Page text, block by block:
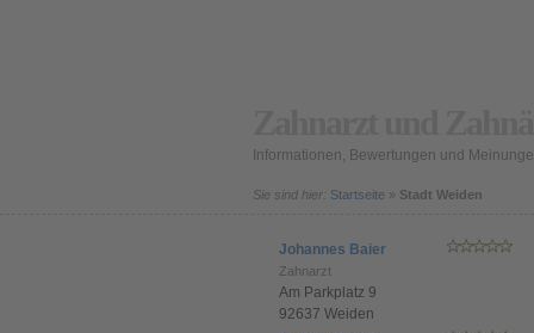
Informationen, Bewertungen und
Sie sind hier: Startseite » Stadt Weiden
Johannes Baier
Zahnarzt
Am Parkplatz 9
92637 Weiden